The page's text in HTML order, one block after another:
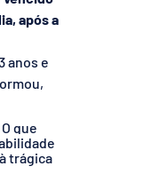
após a
anos e
que
trágica